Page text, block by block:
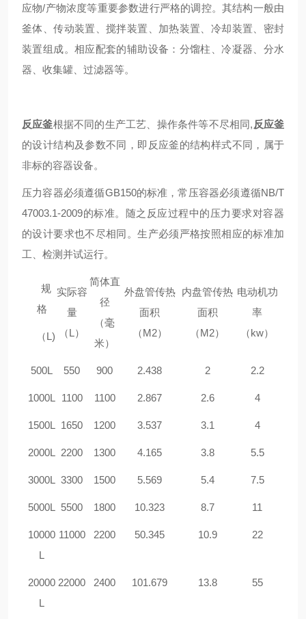
应物/产物浓度等重要参数进行严格的调控。其结构一般由
釜体、传动装置、搅拌装置、加热装置、冷却装置、密封
装置组成。相应配套的辅助设备：分馏柱、冷凝器、分水
器、收集罐、过滤器等。
反应釜根据不同的生产工艺、操作条件等不尽相同, 反应釜
的设计结构及参数不同，即反应釜的结构样式不同，属于
非标的容器设备。
压力容器必须遵循GB150的标准，常压容器必须遵循NB/T
47003.1-2009的标准。随之反应过程中的压力要求对容器
的设计要求也不尽相同。生产必须严格按照相应的标准加
工、检测并试运行。
规
格
（L)
实际容
量
（L ）
简体直
径
（毫
米）
外盘管传热
面积
（M2）
内盘管传热
面积
（M2）
电动机功
率
（kw）
500L 550 900 2.438 2 2.2
1000L 1100 1100 2.867 2.6 4
1500L 1650 1200 3.537 3.1 4
2000L 2200 1300 4.165 3.8 5.5
3000L 3300 1500 5.569 5.4 7.5
5000L 5500 1800 10.323 8.7 11
10000
L
11000 2200 50.345 10.9 22
20000
L
22000 2400 101.679 13.8 55